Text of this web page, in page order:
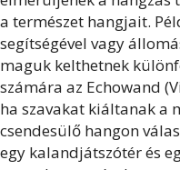
a természet hangjait.
segítségével vagy
maguk kelthetnek
számára az Echowand
ha szavakat kiáltanak a
csendesülő hangon
egy kalandjátszótér és